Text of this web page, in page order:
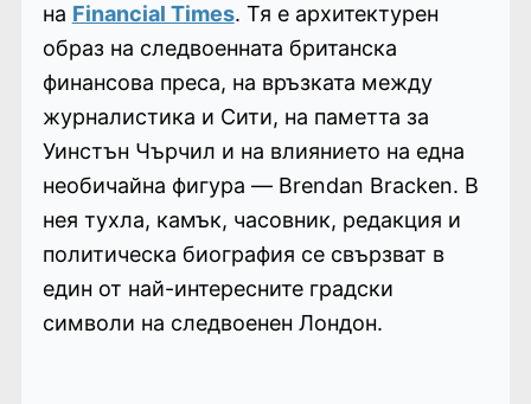
на Financial Times. Тя е архитектурен
образ на следвоенната британска
финансова преса, на връзката между
журналистика и Сити, на паметта за
Уинстън Чърчил и на влиянието на една
необичайна фигура — Brendan Bracken. В
нея тухла, камък, часовник, редакция и
политическа биография се свързват в
един от най-интересните градски
символи на следвоенен Лондон.